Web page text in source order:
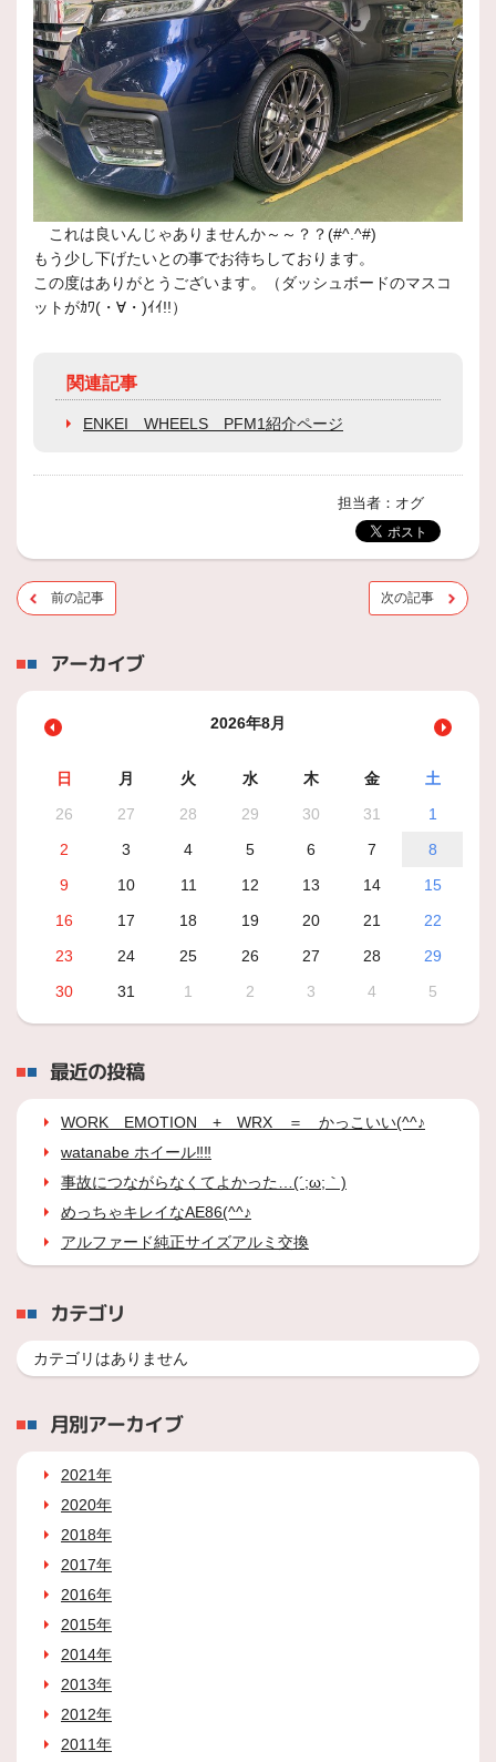
これは良いんじゃありませんか～～？？(#^.^#)
もう少し下げたいとの事でお待ちしております。
この度はありがとうございます。（ダッシュボードのマスコ
ットがｶﾜ(・∀・)ｲｲ!!）
関連記事
ENKEI WHEELS PFM1紹介ページ
担当者：オグ
前の記事 次の記事
アーカイブ
2026年8月
日 月 火 水 木 金
土
26
27 28 29 30 31
1
2
3 4 5 6 7
8
9
10 11 12 13 14
15
16
17 18 19 20 21
22
23
24 25 26 27 28
29
30
31 1 2 3 4 5
最近の投稿
WORK EMOTION + WRX ＝ かっこいい(^^♪
watanabe ホイール‼‼
事故につながらなくてよかった…(´;ω;｀)
めっちゃキレイなAE86(^^♪
アルファード純正サイズアルミ交換
カテゴリ
カテゴリはありません
月別アーカイブ
2021年
2020年
2018年
2017年
2016年
2015年
2014年
2013年
2012年
2011年